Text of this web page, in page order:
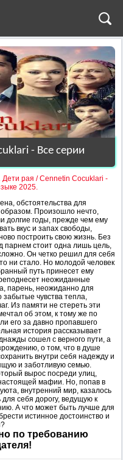
- Все серии
рая / Cennetin Cocuklari -
2025.
обстоятельства для
Произошло нечто,
долгие годы, прежде чем ему
вкус и запах свободы,
построить свою жизнь. Без
парнем стоит одна лишь цель,
Он четко решил для себя
ни стало. Но молодой человек
путь принесет ему
неожиданные
парень, неожиданно для
забытые чувства тепла,
Из памяти не стереть эти
об этом, к тому же по
его за давно пропавшего
история рассказывает
сошел с верного пути, а
о том, что в душе
внутри себя надежду и
и заботливую семью.
вырос посреди улиц,
мафии. Но, попав в
внутренний мир, казалось
для себя дорогу, ведущую к
А что может быть лучше для
истинное достоинство и
по требованию